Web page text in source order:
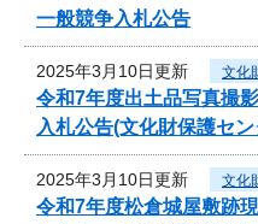
一般競争入札公告
2025年3月10日更新 文化
令和7年度出土品写真撮
入札公告(文化財保護セ
2025年3月10日更新 文化
令和7年度松倉城屋敷跡